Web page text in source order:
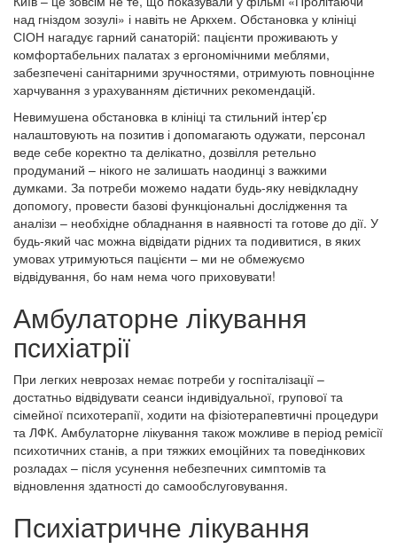
над гніздом зозулі» і навіть не Аркхем. Обстановка у клініці
СІОН нагадує гарний санаторій: пацієнти проживають у
комфортабельних палатах з ергономічними меблями,
забезпечені санітарними зручностями, отримують повноцінне
харчування з урахуванням дієтичних рекомендацій.
Невимушена обстановка в клініці та стильний інтер’єр
налаштовують на позитив і допомагають одужати, персонал
веде себе коректно та делікатно, дозвілля ретельно
продуманий – нікого не залишать наодинці з важкими
думками. За потреби можемо надати будь-яку невідкладну
допомогу, провести базові функціональні дослідження та
аналізи – необхідне обладнання в наявності та готове до дії. У
будь-який час можна відвідати рідних та подивитися, в яких
умовах утримуються пацієнти – ми не обмежуємо
відвідування, бо нам нема чого приховувати!
Амбулаторне лікування
психіатрії
При легких неврозах немає потреби у госпіталізації –
достатньо відвідувати сеанси індивідуальної, групової та
сімейної психотерапії, ходити на фізіотерапевтичні процедури
та ЛФК. Амбулаторне лікування також можливе в період ремісії
психотичних станів, а при тяжких емоційних та поведінкових
розладах – після усунення небезпечних симптомів та
відновлення здатності до самообслуговування.
Психіатричне лікування